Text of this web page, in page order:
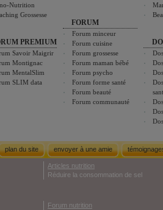
Nutrition
Grossesse
PREMIUM
Savoir Maigrir
Montignac
MentalSlim
SLIM data
FORUM
Forum minceur
Forum cuisine
Forum grossesse
Forum maman bébé
Forum psycho
Forum forme santé
Forum beauté
Forum communauté
plan du site envoyer à une amie
Articles nutrition
Réduire la consommation de sel
Forum nutrition